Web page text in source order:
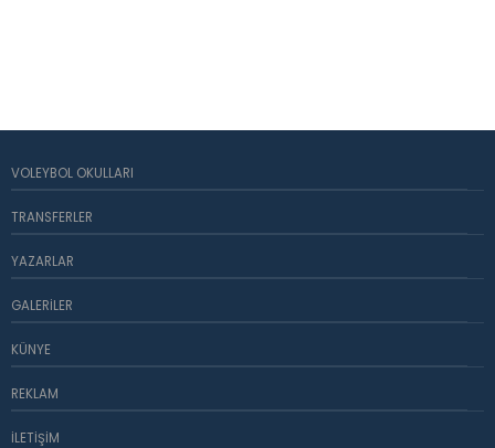
VOLEYBOL OKULLARI
TRANSFERLER
YAZARLAR
GALERILER
KÜNYE
REKLAM
İLETIŞIM